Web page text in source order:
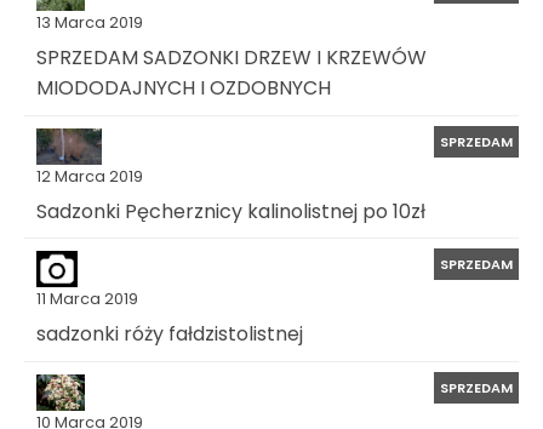
13 Marca 2019
SPRZEDAM SADZONKI DRZEW I KRZEWÓW
MIODODAJNYCH I OZDOBNYCH
12 Marca 2019
SPRZEDAM
Sadzonki Pęcherznicy kalinolistnej po 10zł
11 Marca 2019
SPRZEDAM
sadzonki róży fałdzistolistnej
10 Marca 2019
SPRZEDAM